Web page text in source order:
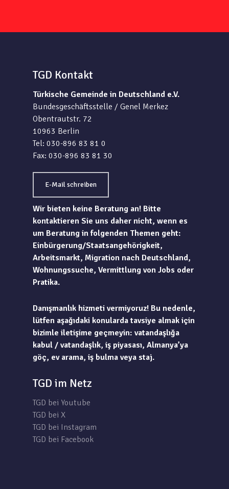
TGD Kontakt
Türkische Gemeinde in Deutschland e.V.
Bundesgeschäftsstelle / Genel Merkez
Obentrautstr. 72
10963 Berlin
Tel: 030-896 83 81 0
Fax: 030-896 83 81 30
E-Mail schreiben
Wir bieten keine Beratung an! Bitte
kontaktieren Sie uns daher nicht, wenn es
um Beratung in folgenden Themen geht:
Einbürgerung/Staatsangehörigkeit,
Arbeitsmarkt, Migration nach Deutschland,
Wohnungssuche, Vermittlung von Jobs oder
Pratika.
Danışmanlık hizmeti vermiyoruz! Bu nedenle,
lütfen aşağıdaki konularda tavsiye almak için
bizimle iletişime geçmeyin: vatandaşlığa
kabul / vatandaşlık, iş piyasası, Almanya’ya
göç, ev arama, iş bulma veya staj.
TGD im Netz
TGD bei Youtube
TGD bei X
TGD bei Instagram
TGD bei Facebook